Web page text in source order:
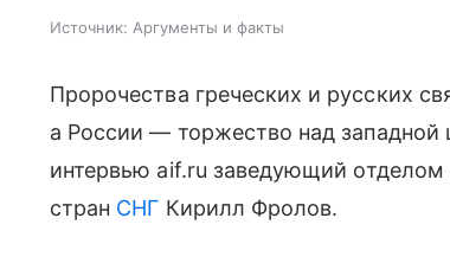
Источник: Аргументы и факты
Пророчества греческих и русских
а России — торжество над западной
интервью aif.ru заведующий отделом
стран СНГ Кирилл Фролов.